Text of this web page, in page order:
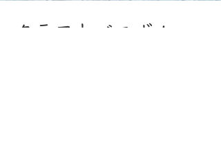
​クラフトバスボム